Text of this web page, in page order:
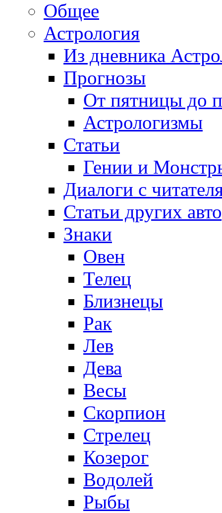
Общее
Астрология
Из дневника
Прогнозы
От пятницы до
Астрологизмы
Статьи
Гении и
Диалоги с
Статьи других
Знаки
Овен
Телец
Близнецы
Рак
Лев
Дева
Весы
Скорпион
Стрелец
Козерог
Водолей
Рыбы